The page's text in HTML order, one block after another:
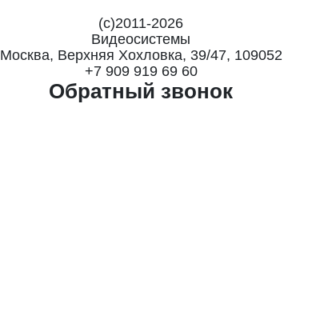
(с)2011-2026
Видеосистемы
Москва, Верхняя Хохловка, 39/47, 109052
+7 909 919 69 60
Обратный звонок